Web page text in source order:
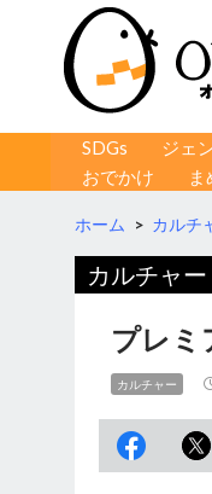
コンテンツへ移動
SDGs ジェ
おでかけ
ま
ホーム > カルチ
カルチャー
プレ
カルチャー